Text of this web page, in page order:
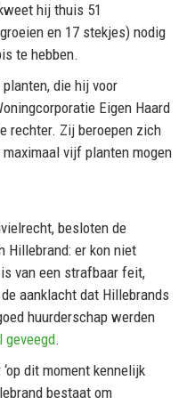
hij thuis 51
en 17 stekjes) nodig
te hebben.
die hij voor
Eigen Haard
rechter. Zij beroepen zich
vijf planten mogen
besloten de
Hillebrand: er kon niet
van een strafbaar feit,
aanklacht dat Hillebrands
huurderschap werden
geveegd.
dit moment kennelijk
bestaat om